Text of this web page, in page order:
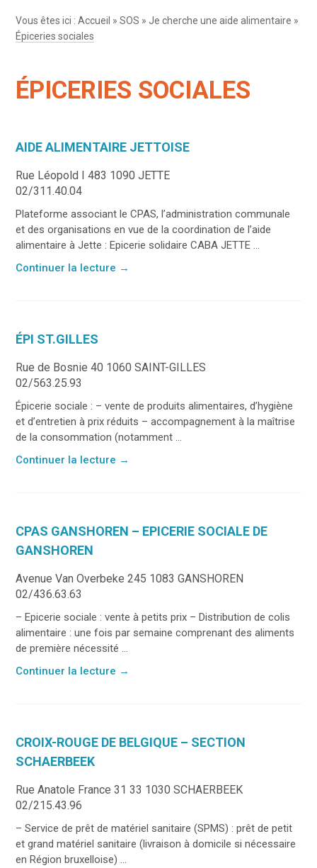
Vous êtes ici :Accueil »SOS » Je cherche une aide alimentaire »
Épiceries sociales
ÉPICERIES SOCIALES
AIDE ALIMENTAIRE JETTOISE
Rue Léopold I 483 1090 JETTE
02/311.40.04
Plateforme associant le CPAS, l’administration communale
et des organisations en vue de la coordination de l’aide
alimentaire à Jette : Epicerie solidaire CABA JETTE ...
Continuer la lecture →
ÉPI ST.GILLES
Rue de Bosnie 40 1060 SAINT-GILLES
02/563.25.93
Épicerie sociale : – vente de produits alimentaires, d’hygiène
et d’entretien à prix réduits – accompagnement à la maîtrise
de la consommation (notamment ...
Continuer la lecture →
CPAS GANSHOREN – EPICERIE SOCIALE DE
GANSHOREN
Avenue Van Overbeke 245 1083 GANSHOREN
02/436.63.63
– Epicerie sociale : vente à petits prix – Distribution de colis
alimentaire : une fois par semaine comprenant des aliments
de première nécessité ...
Continuer la lecture →
CROIX-ROUGE DE BELGIQUE – SECTION
SCHAERBEEK
Rue Anatole France 31 33 1030 SCHAERBEEK
02/215.43.96
– Service de prêt de matériel sanitaire (SPMS) : prêt de petit
et grand matériel sanitaire (livraison à domicile si nécessaire
en Région bruxelloise) ...